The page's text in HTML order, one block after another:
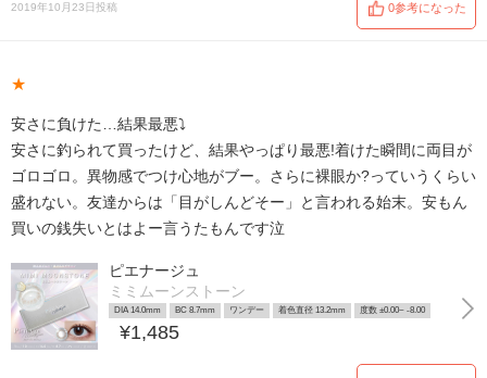
2019年10月23日投稿 0参考になった
★
安さに負けた…結果最悪⤵︎
安さに釣られて買ったけど、結果やっぱり最悪!着けた瞬間に両目が
ゴロゴロ。異物感でつけ心地がブー。さらに裸眼か?っていうくらい
盛れない。友達からは「目がしんどそー」と言われる始末。安もん
買いの銭失いとはよー言うたもんです泣
ピエナージュ
ミミムーンストーン
DIA 14.0mm BC 8.7mm ワンデー 着色直径 13.2mm 度数 ±0.00~ -8.00
¥1,485